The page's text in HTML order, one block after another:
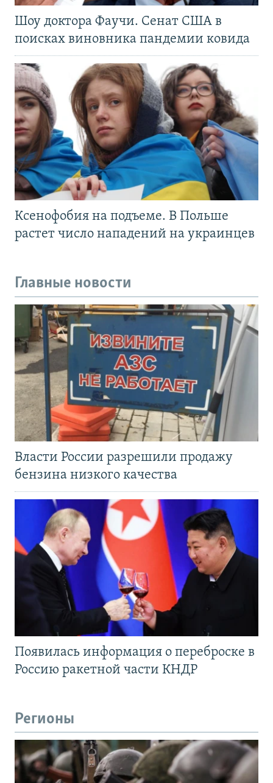
Шоу доктора Фаучи. Сенат США в
поисках виновника пандемии ковида
Ксенофобия на подъеме. В Польше
растет число нападений на украинцев
Главные новости
Власти России разрешили продажу
бензина низкого качества
Появилась информация о переброске в
Россию ракетной части КНДР
Регионы